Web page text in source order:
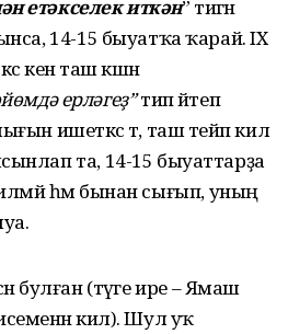
етәкселек иткән” тигән
14-15 быуатҡа ҡарай. IX
кенә таш кәшәнә
ерләгеҙ”тип әйтеп
ишеткәс тә, таш тейәп килә
та, 14-15 быуаттарҙа
килмәй һәм бынан сығып, уның
булған (тәүге ире – Ямаш
килә). Шул уҡ